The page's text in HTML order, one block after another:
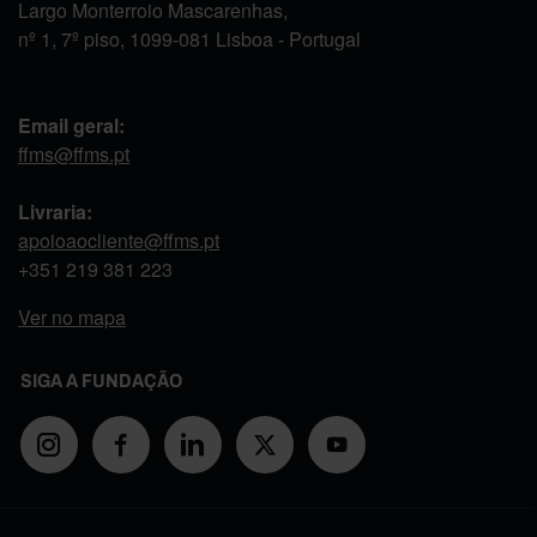
Largo Monterroio Mascarenhas,
nº 1, 7º piso, 1099-081 Lisboa - Portugal
Email geral:
ffms@ffms.pt
Livraria:
apoioaocliente@ffms.pt
+351 219 381 223
Ver no mapa
SIGA A FUNDAÇÃO